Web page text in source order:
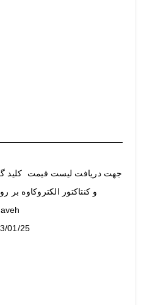
جهت دریافت لیست قیمت کلید
و کنتاکتور الکتروکاوه بر
01/25